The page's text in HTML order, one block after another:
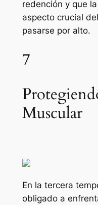
redención y que
aspecto crucial
pasarse por alto.
7
Muscular
En la tercera
obligado a